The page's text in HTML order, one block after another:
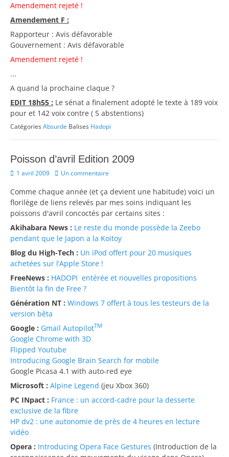
Amendement rejeté !
Amendement F :
Rapporteur : Avis défavorable
Gouvernement : Avis défavorable
Amendement rejeté !
...
A quand la prochaine claque ?
EDIT 18h55 : Le sénat a finalement adopté le texte à 189 voix
pour et 142 voix contre ( 5 abstentions)
CatégoriesAbsurde Balises Hadopi
Poisson d’avril Edition 2009
Posted
1 avril 2009 Un commentaire
Comme chaque année (et ça devient une habitude) voici un
florilège de liens relevés par mes soins indiquant les
poissons d'avril concoctés par certains sites :
Akihabara News : Le reste du monde possède la Zeebo
pendant que le Japon a la Koitoy
Blog du High-Tech : Un iPod offert pour 20 musiques
achetées sur l’Apple Store !
FreeNews : HADOPI entérée et nouvelles propositions
Bientôt la fin de Free ?
Génération NT : Windows 7 offert à tous les testeurs de la
version bêta
Google : Gmail AutopilotTM
Google Chrome with 3D
Flipped Youtube
Introducing Google Brain Search for mobile
Google Picasa 4.1 with auto-red eye
Microsoft : Alpine Legend (jeu Xbox 360)
PC INpact : France : un accord-cadre pour la desserte
exclusive de la fibre
HP dv2 : une autonomie de près de 4 heures en lecture
vidéo
Opera : Introducing Opera Face Gestures (Introduction de la